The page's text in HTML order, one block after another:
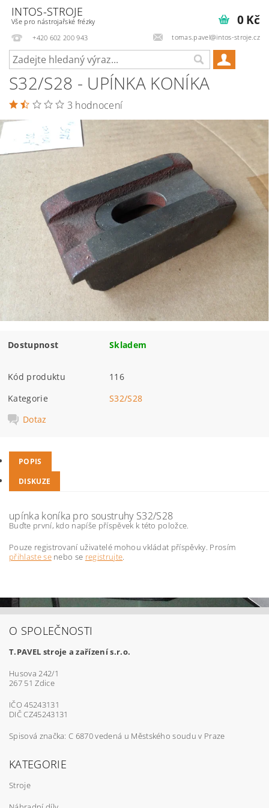
INTOS-STROJE
Vše pro nástrojařské frézky
+420 602 200 943
tomas.pavel@intos-stroje.cz
0 Kč
S32/S28 - UPÍNKA KONÍKA
3 hodnocení
Dostupnost Skladem
Kód produktu
116
Kategorie
S32/S28
Dotaz
POPIS
DISKUZE
upínka koníka pro soustruhy S32/S28
Buďte první, kdo napíše příspěvek k této položce.
Pouze registrovaní uživatelé mohou vkládat příspěvky. Prosím
přihlaste senebo se registrujte
O SPOLEČNOSTI
T.PAVEL stroje a zařízení s.r.o.
Husova 242/1
267 51 Zdice
IČO 45243131
DIČ CZ45243131
Spisová značka: C 6870 vedená u Městského soudu v Praze
KATEGORIE
Stroje